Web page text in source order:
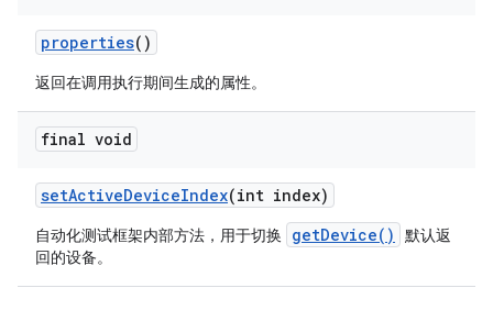
properties()
返回在调用执行期间生成的属性。
final void
setActiveDeviceIndex(int index)
自动化测试框架内部方法，用于切换 getDevice()
默认返
回的设备。